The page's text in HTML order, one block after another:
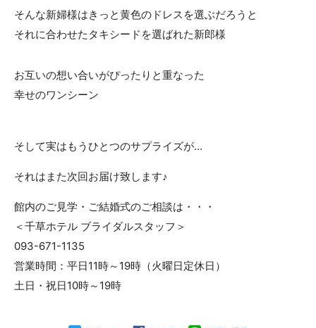
そんな新婦様はきっと黄色のドレスを選ぶだろうと
それに合わせたタキシードを選ばれた新郎様
お互いの想い合いがぴったりと重なった
幸せのワンシーン
そして実はもうひとつのサプライズが…
それはまた次回お届け致します♪
館内のご見学・ご結婚式のご相談は・・・
＜千草ホテル ブライダルスタッフ＞
093-671-1135
営業時間：平日11時～19時（火曜日定休日）
土日・祝日10時～19時